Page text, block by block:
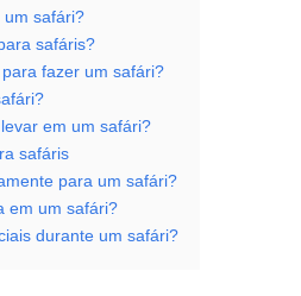
um safári?
safáris?
fazer um safári?
em um safári?
safáris
para um safári?
em um safári?
durante um safári?